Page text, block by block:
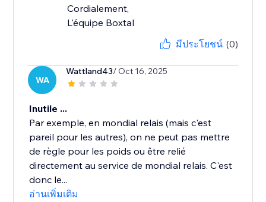
Cordialement,
L'équipe Boxtal
มีประโยชน์ (0)
WA
Wattland43/ Oct 16, 2025
Inutile ...
Par exemple, en mondial relais (mais c'est
pareil pour les autres), on ne peut pas mettre
de règle pour les poids ou être relié
directement au service de mondial relais. C'est
donc le...
อ่านเพิ่มเติม